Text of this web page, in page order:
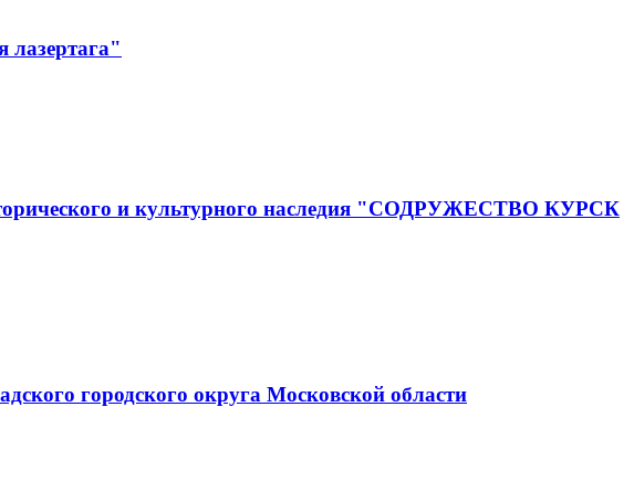
лазертага"
и культурного наследия "СОДРУЖЕСТВО КУРСК
городского округа Московской области